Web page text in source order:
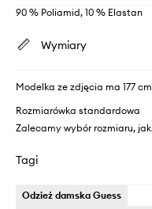
90 % Poliamid, 10 % Elastan
Wymiary
Modelka ze zdjęcia ma 177
Rozmiarówka standardowa
Zalecamy wybór rozmiaru,
Tagi
Odzież damska Guess